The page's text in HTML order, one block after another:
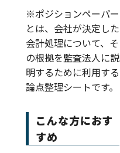
※ポジションペーパー
とは、会社が決定した
会計処理について、そ
の根拠を監査法人に説
明するために利用する
論点整理シートです。
こんな方におす
すめ